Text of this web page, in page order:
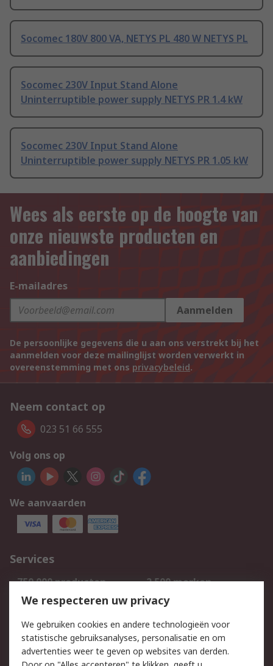
Socomec 180V 800 VA, NETYS PL 480 W NETYS PL
Socomec 230V Input Stand Alone
Uninterruptible power supply NETYS PR 1.4 kW
Socomec 230V Input Stand Alone
Uninterruptible power supply NETYS PR 1.05 kW
Wees als eerste op de hoogte van
onze nieuwste producten en
aanbiedingen
E-mailadres
Aanmelden
De persoonlijke gegevens die u aan ons verstrekt bij het
aanmelden voor deze mailinglijst worden verwerkt in
overeenstemming met ons privacybeleid.
Neem contact op
023 51 66 555
Volg ons op
We aanvaarden
Services
750.000 producten
2.500 merken
Bestellen
Inkoopoplossingen
Track & Trace
We respecteren uw privacy
We gebruiken cookies en andere technologieën voor
statistische gebruiksanalyses, personalisatie en om
advertenties weer te geven op websites van derden.